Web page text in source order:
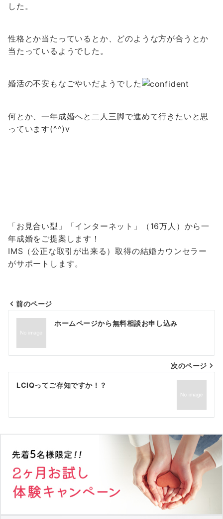
した。
性格とか当たっているとか、どのような方が合うとか
当たっているようでした。
婚活の不安もなごやいだようでした
何とか、一年成婚へと二人三脚で進めて行きたいと思
っています(^^)v
「お見合い型」「インターネット」（16万人）から一
年成婚をご提案します！
IMS（公正な取引が出来る）取得の結婚カウンセラー
がサポートします。
投
ナ
ビ
ゲ
シ
ョ
ン
前のページ
ホームページから無料相談お申し込み
次のページ
LCIQってご存知ですか！？